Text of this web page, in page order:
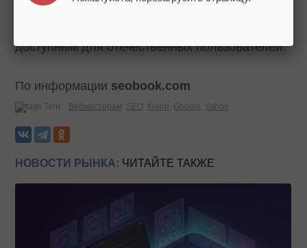
Будем надеяться, что благодаря компетентным
доступным для отечественных пользователей.
По информации seobook.com
Теги: Вебмастерам SEO Книги Google Yahoo
НОВОСТИ РЫНКА: ЧИТАЙТЕ ТАКЖЕ